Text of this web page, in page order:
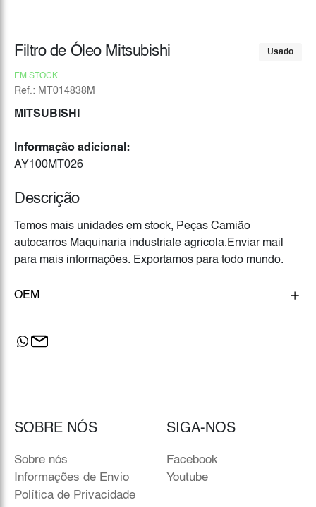
Usado
Filtro de Óleo Mitsubishi
EM STOCK
Ref.: MT014838M
MITSUBISHI
Informação adicional:
AY100MT026
Descrição
Temos mais unidades em stock, Peças Camião
autocarros Maquinaria industriale agricola.Enviar mail
para mais informações. Exportamos para todo mundo.
OEM
SOBRE NÓS
Sobre nós
Informações de Envio
Política de Privacidade
SIGA-NOS
Facebook
Youtube